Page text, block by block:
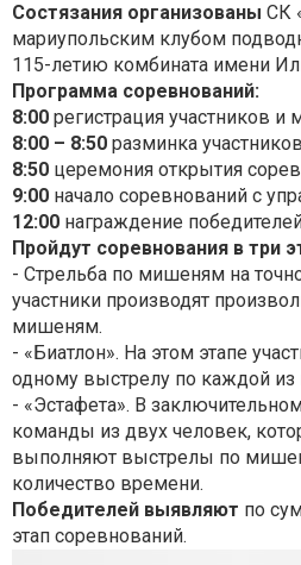
Состязания организованы СК
мариупольским клубом
115-летию комбината имени
Программа соревнований:
8:00 регистрация участников и
8:00 – 8:50 разминка
8:50 церемония открытия
9:00 начало соревнований с
12:00 награждение
Пройдут соревнования в три
- Стрельба по мишеням на
участники производят
мишеням.
- «Биатлон». На этом этапе
одному выстрелу по каждой
- «Эстафета». В
команды из двух человек,
выполняют выстрелы по
количество времени.
Победителей выявляют по
этап соревнований.